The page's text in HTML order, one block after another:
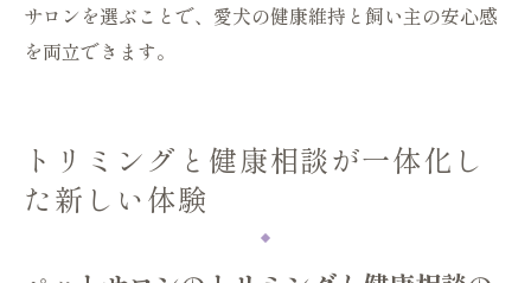
サロンを選ぶことで、愛犬の健康維持と飼い主の安心感
を両立できます。
トリミングと健康相談が一体化し
た新しい体験